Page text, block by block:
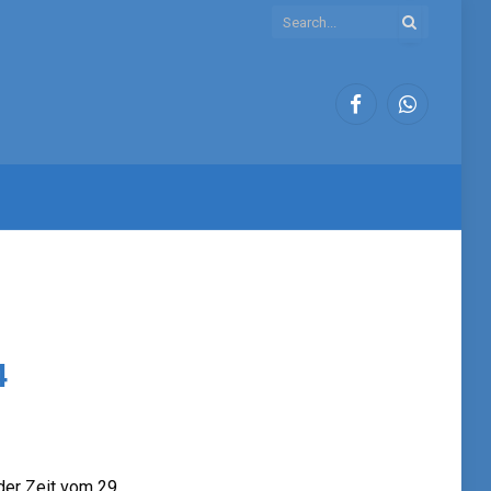
FacebookWhatsApp